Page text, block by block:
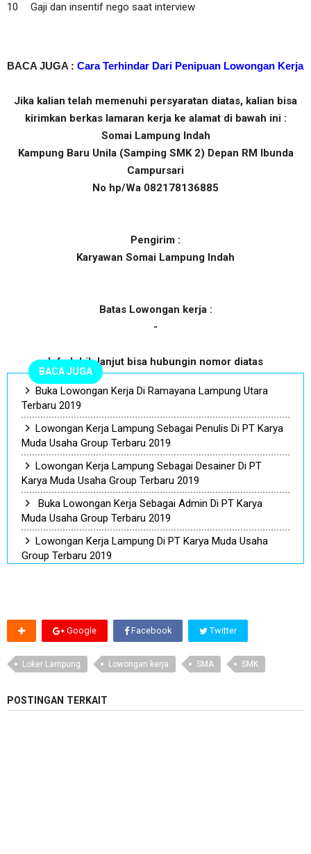
Gaji dan insentif nego saat interview
BACA JUGA : Cara Terhindar Dari Penipuan Lowongan Kerja
Jika kalian telah memenuhi persyaratan diatas, kalian bisa
kirimkan berkas lamaran kerja ke alamat di bawah ini :
Somai Lampung Indah
Kampung Baru Unila (Samping SMK 2) Depan RM Ibunda
Campursari
No hp/Wa 082178136885
Pengirim :
Karyawan Somai Lampung Indah
Batas Lowongan kerja :
-
Info lebih lanjut bisa hubungin nomor diatas
BACA JUGA
Buka Lowongan Kerja Di Ramayana Lampung Utara
Terbaru 2019
Lowongan Kerja Lampung Sebagai Penulis Di PT Karya
Muda Usaha Group Terbaru 2019
Lowongan Kerja Lampung Sebagai Desainer Di PT
Karya Muda Usaha Group Terbaru 2019
Buka Lowongan Kerja Sebagai Admin Di PT Karya
Muda Usaha Group Terbaru 2019
Lowongan Kerja Lampung Di PT Karya Muda Usaha
Group Terbaru 2019
Google Facebook Twitter
Loker Lampung Lowongan kerja SMA SMK
POSTINGAN TERKAIT